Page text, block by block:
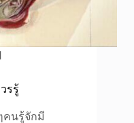
รรู้
คนรู้จักมี